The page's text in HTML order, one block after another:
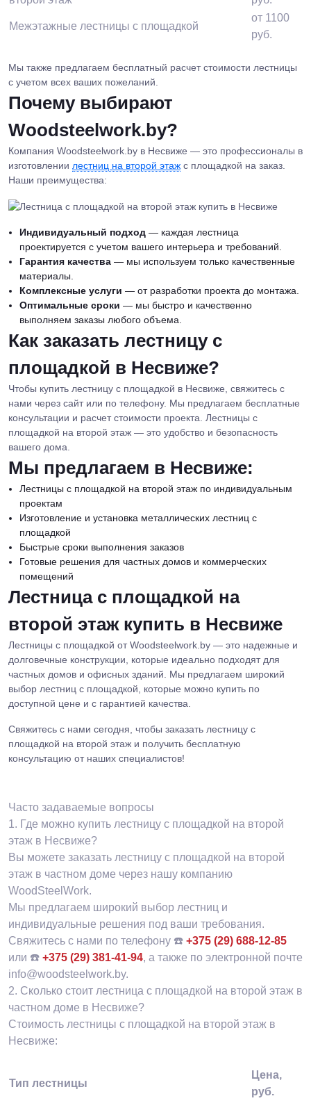
Межэтажные лестницы с площадкой
от 1100
руб.
Мы также предлагаем бесплатный расчет стоимости лестницы
с учетом всех ваших пожеланий.
Почему выбирают
Woodsteelwork.by?
Компания Woodsteelwork.by в Несвиже — это профессионалы в
изготовлении лестниц на второй этаж с площадкой на заказ.
Наши преимущества:
Индивидуальный подход — каждая лестница
проектируется с учетом вашего интерьера и требований.
Гарантия качества — мы используем только качественные
материалы.
Комплексные услуги — от разработки проекта до монтажа.
Оптимальные сроки — мы быстро и качественно
выполняем заказы любого объема.
Как заказать лестницу с
площадкой в Несвиже?
Чтобы купить лестницу с площадкой в Несвиже, свяжитесь с
нами через сайт или по телефону. Мы предлагаем бесплатные
консультации и расчет стоимости проекта. Лестницы с
площадкой на второй этаж — это удобство и безопасность
вашего дома.
Мы предлагаем в Несвиже:
Лестницы с площадкой на второй этаж по индивидуальным
проектам
Изготовление и установка металлических лестниц с
площадкой
Быстрые сроки выполнения заказов
Готовые решения для частных домов и коммерческих
помещений
Лестница с площадкой на
второй этаж купить в Несвиже
Лестницы с площадкой от Woodsteelwork.by — это надежные и
долговечные конструкции, которые идеально подходят для
частных домов и офисных зданий. Мы предлагаем широкий
выбор лестниц с площадкой, которые можно купить по
доступной цене и с гарантией качества.
Свяжитесь с нами сегодня, чтобы заказать лестницу с
площадкой на второй этаж и получить бесплатную
консультацию от наших специалистов!
Часто задаваемые вопросы
1. Где можно купить лестницу с площадкой на второй
этаж в Несвиже?
Вы можете заказать лестницу с площадкой на второй
этаж в частном доме через нашу компанию
WoodSteelWork.
Мы предлагаем широкий выбор лестниц и
индивидуальные решения под ваши требования.
Свяжитесь с нами по телефону ☎️ +375 (29) 688-12-85
или ☎️ +375 (29) 381-41-94, а также по электронной почте
info@woodsteelwork.by.
2. Сколько стоит лестница с площадкой на второй этаж в
частном доме в Несвиже?
Стоимость лестницы с площадкой на второй этаж в
Несвиже:
Тип лестницы
Цена,
руб.